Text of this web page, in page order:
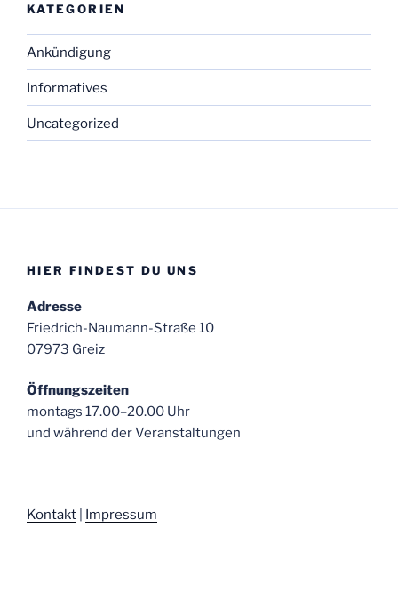
KATEGORIEN
Ankündigung
Informatives
Uncategorized
HIER FINDEST DU UNS
Adresse
Friedrich-Naumann-Straße 10
07973 Greiz
Öffnungszeiten
montags 17.00–20.00 Uhr
und während der Veranstaltungen
Kontakt Impressum